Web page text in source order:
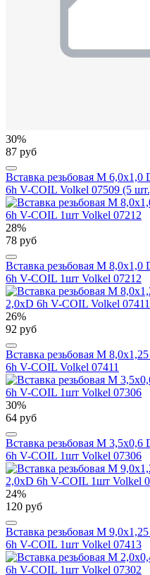
30%
87 руб
Вставка резьбовая М
6h V-COIL Volkel 07509 (5
28%
78 руб
Вставка резьбовая М
6h V-COIL 1шт Volkel 07212
26%
92 руб
Вставка резьбовая М
6h V-COIL Volkel 07411
30%
64 руб
Вставка резьбовая М
6h V-COIL 1шт Volkel 07306
24%
120 руб
Вставка резьбовая М
6h V-COIL 1шт Volkel 07413